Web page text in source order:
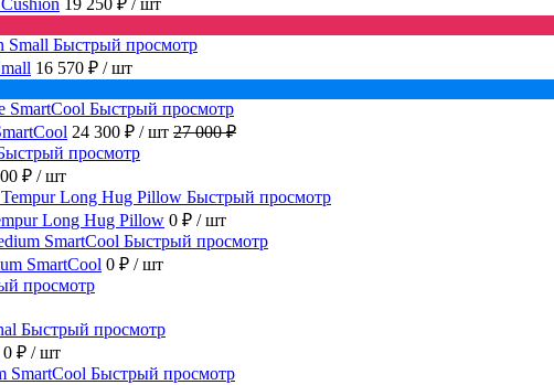
Быстрый просмотр
16 570 ₽ / шт
Быстрый просмотр
24 300 ₽ / шт 27 000 ₽
просмотр
₽ / шт
Быстрый просмотр
Long Hug Pillow 0 ₽ / шт
Быстрый просмотр
SmartCool 0 ₽ / шт
просмотр
Быстрый просмотр
0 ₽ / шт
Быстрый просмотр